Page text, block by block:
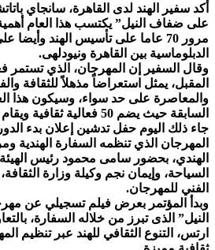
أكد سفير الهند لدى القاهرة، سانجاي
على ضفاف النيل” يكتسب هذا العام
مرور 70 عاما على تأسيس الهند وأيضا
الدبلوماسية بين القاهرة ونيودلهى.
المقبل، يمثل استعراضاً مذهلاً للثقافة
والمعاصرة على حد سواء، وسيكون هذا
السابقة حيث يضم 50 فعالية ثقافية ويقام في 5 مدن مصرية.
جاء ذلك اليوم حفل تدشين إعلان بدء
المهرجان الذي تنظمه السفارة الهندية
الهندي، بحضور سامى محمود رئيس
السياحة، وإيمان نجم وكيلة وزارة
الفني للمهرجان.
وبدأ المؤتمر بعرض فيلم تسجيلي عن
النيل” الذى تبرز من خلاله السفارة،
ارتس، التنوع الثقافي للهند عبر تنظيم